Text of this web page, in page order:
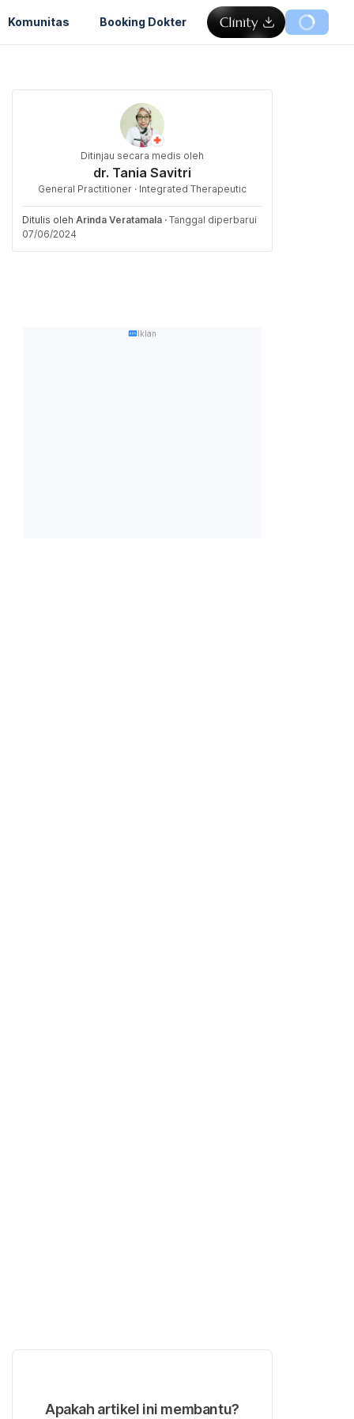
Komunitas Booking Dokter
Ditinjau secara medis oleh
dr. Tania Savitri
General Practitioner · Integrated Therapeutic
Ditulis oleh Arinda Veratamala · Tanggal diperbarui
07/06/2024
Iklan
Apakah artikel ini membantu?